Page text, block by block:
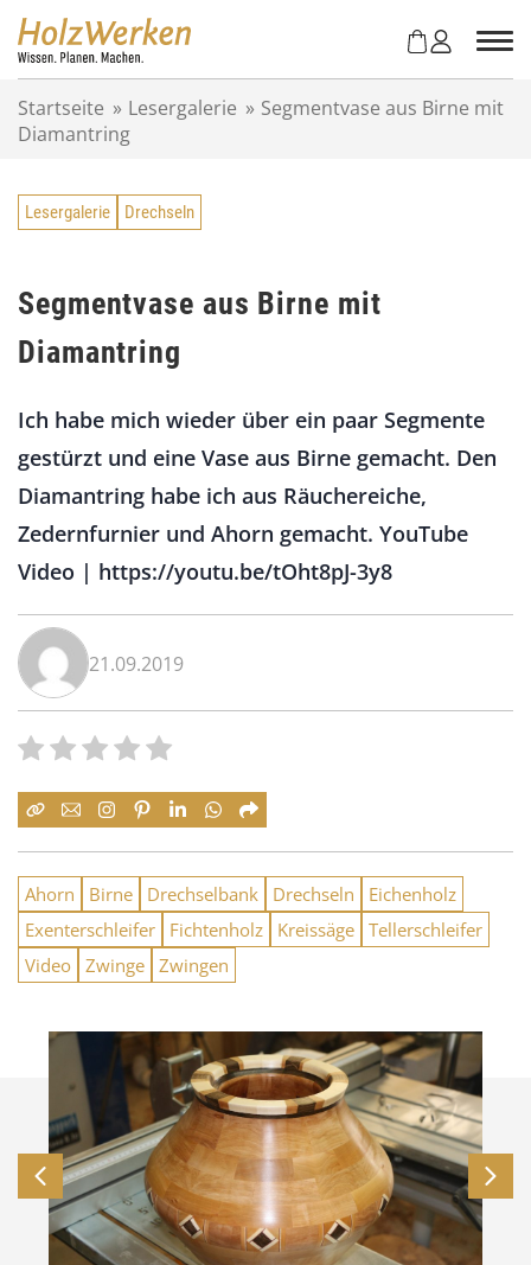
Startseite » Lesergalerie » Segmentvase aus Birne mit
Diamantring
Lesergalerie Drechseln
Segmentvase aus Birne mit
Diamantring
Ich habe mich wieder über ein paar Segmente
gestürzt und eine Vase aus Birne gemacht. Den
Diamantring habe ich aus Räuchereiche,
Zedernfurnier und Ahorn gemacht. YouTube
Video | https://youtu.be/tOht8pJ-3y8
21.09.2019
Ahorn Birne Drechselbank Drechseln
Eichenholz
Exenterschleifer
Fichtenholz Kreissäge Tellerschleifer
Video Zwinge Zwingen